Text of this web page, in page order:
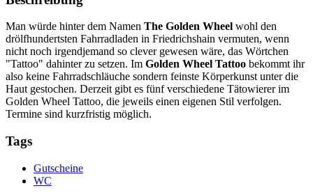
Man würde hinter dem Namen The Golden Wheel wohl den
drölfhundertsten Fahrradladen in Friedrichshain vermuten, wenn
nicht noch irgendjemand so clever gewesen wäre, das Wörtchen
"Tattoo" dahinter zu setzen. Im Golden Wheel Tattoo bekommt ihr
also keine Fahrradschläuche sondern feinste Körperkunst unter die
Haut gestochen. Derzeit gibt es fünf verschiedene Tätowierer im
Golden Wheel Tattoo, die jeweils einen eigenen Stil verfolgen.
Termine sind kurzfristig möglich.
Tags
Gutscheine
WC